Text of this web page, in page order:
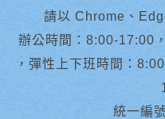
請以 Chrome、
辦公時間：8:00-17:00
，彈性上下班時間：
統一編